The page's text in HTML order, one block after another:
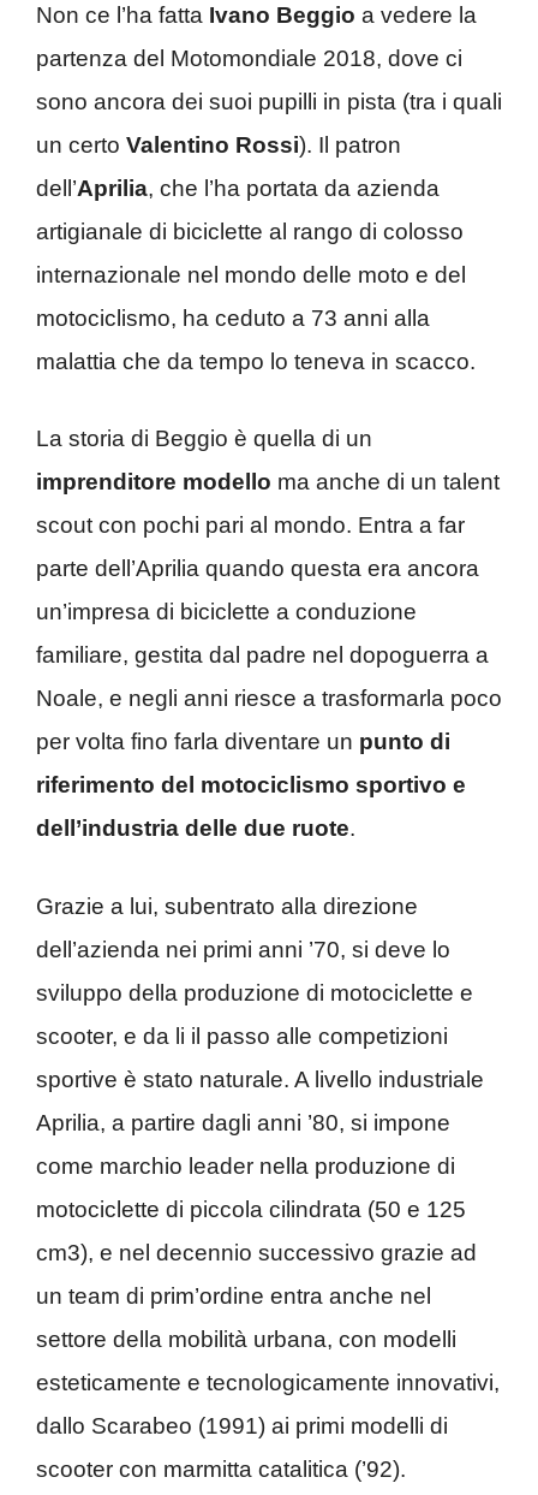
Non ce l’ha fatta Ivano Beggio a vedere la
partenza del Motomondiale 2018, dove ci
sono ancora dei suoi pupilli in pista (tra i quali
un certo Valentino Rossi). Il patron
dell’Aprilia, che l’ha portata da azienda
artigianale di biciclette al rango di colosso
internazionale nel mondo delle moto e del
motociclismo, ha ceduto a 73 anni alla
malattia che da tempo lo teneva in scacco.
La storia di Beggio è quella di un
imprenditore modello ma anche di un talent
scout con pochi pari al mondo. Entra a far
parte dell’Aprilia quando questa era ancora
un’impresa di biciclette a conduzione
familiare, gestita dal padre nel dopoguerra a
Noale, e negli anni riesce a trasformarla poco
per volta fino farla diventare un punto di
riferimento del motociclismo sportivo e
dell’industria delle due ruote.
Grazie a lui, subentrato alla direzione
dell’azienda nei primi anni ’70, si deve lo
sviluppo della produzione di motociclette e
scooter, e da li il passo alle competizioni
sportive è stato naturale. A livello industriale
Aprilia, a partire dagli anni ’80, si impone
come marchio leader nella produzione di
motociclette di piccola cilindrata (50 e 125
cm3), e nel decennio successivo grazie ad
un team di prim’ordine entra anche nel
settore della mobilità urbana, con modelli
esteticamente e tecnologicamente innovativi,
dallo Scarabeo (1991) ai primi modelli di
scooter con marmitta catalitica (’92).